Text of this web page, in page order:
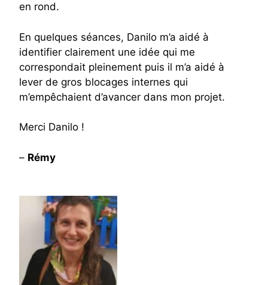
en rond.
En quelques séances, Danilo m’a aidé à
identifier clairement une idée qui me
correspondait pleinement puis il m’a aidé à
lever de gros blocages internes qui
m’empêchaient d’avancer dans mon projet.
Merci Danilo !
– Rémy